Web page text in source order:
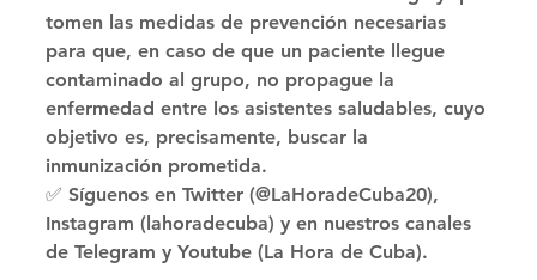
tomen las medidas de prevención necesarias
para que, en caso de que un paciente llegue
contaminado al grupo, no propague la
enfermedad entre los asistentes saludables, cuyo
objetivo es, precisamente, buscar la
inmunización prometida.
✅ Síguenos en Twitter (@LaHoradeCuba20),
Instagram (lahoradecuba) y en nuestros canales
de Telegram y Youtube (La Hora de Cuba).